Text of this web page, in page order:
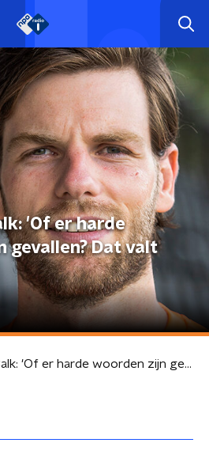
'Of er harde
gevallen? Dat valt
Hockeyer Balk: 'Of er harde woorden zijn gevallen? Dat valt wel mee'